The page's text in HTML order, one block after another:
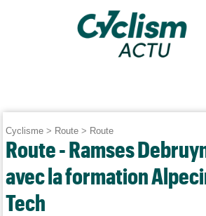
Cyclisme > Route > Route
Route - Ramses
avec la formation
Tech